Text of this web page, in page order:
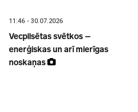
11:46 - 30.07.2026
Vecpilsētas svētkos –
enerģiskas un arī mierīgas
noskaņas